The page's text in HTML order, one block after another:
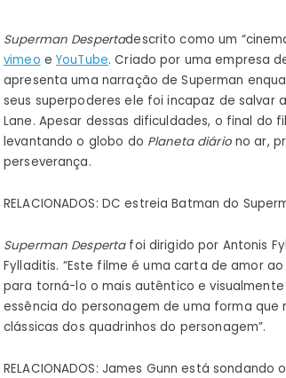
Superman Despertadescrito como um
vimeo eYouTube. Criado por uma empresa
apresenta uma narração de Superman
seus superpoderes ele foi incapaz de salvar
Lane. Apesar dessas dificuldades, o final do
levantando o globo do Planeta diáriono ar,
perseverança.
RELACIONADOS: DC estreia Batman do
Superman Despertafoi dirigido por Antonis
Fylladitis. “Este filme é uma carta de amor
para torná-lo o mais autêntico e visualmente
essência do personagem de uma forma
clássicas dos quadrinhos do personagem”.
RELACIONADOS: James Gunn está